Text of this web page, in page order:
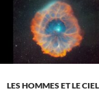
LES HOMMES ET LE CIEL